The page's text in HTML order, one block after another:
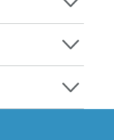
約免費咨詢，讓人十
匯率會及時告知客人